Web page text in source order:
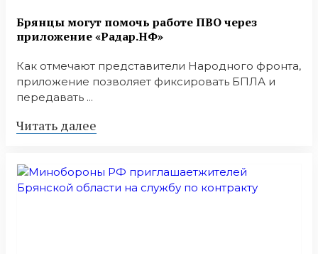
Брянцы могут помочь работе ПВО через
приложение «Радар.НФ»
Как отмечают представители Народного фронта,
приложение позволяет фиксировать БПЛА и
передавать ...
Читать далее